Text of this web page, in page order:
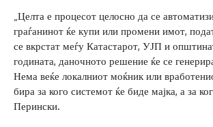
„Целта е процесот целосно да се
граѓанинот ќе купи или промени имот,
се вкрстат меѓу Катастарот, УЈП и
годината, даночното решение ќе се
Нема веќе локалниот моќник или
бира за кого системот ќе биде мајка, а за
Перински.